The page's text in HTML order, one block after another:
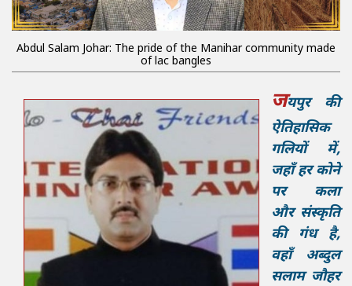
Abdul Salam Johar: The pride of the Manihar community made
of lac bangles
जयपुर की
ऐतिहासिक
गलियों में,
जहाँ हर कोने
पर कला
और संस्कृति
की गंध है,
वहाँ अब्दुल
सलाम जौहर